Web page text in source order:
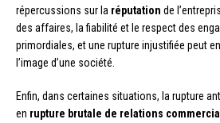
répercussions sur la réputation de
des affaires, la fiabilité et le respect des
primordiales, et une rupture injustifiée peut
l’image d’une société.
Enfin, dans certaines situations, la rupture
en rupture brutale de relations